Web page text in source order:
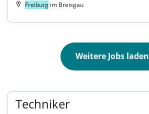
Freiburg im Breisgau
Weitere Jobs laden
Techniker